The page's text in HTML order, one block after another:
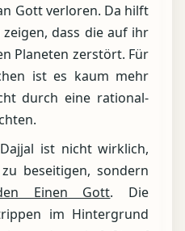
Gott verloren. Da hilft
dass die auf ihr
Planeten zerstört. Für
ist es kaum mehr
durch eine rational-
ist nicht wirklich,
beseitigen, sondern
Einen Gott. Die
im Hintergrund